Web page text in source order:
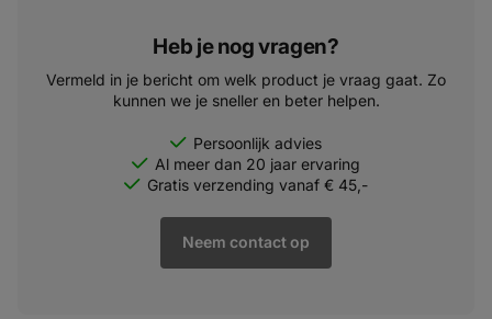
Heb je nog vragen?
Vermeld in je bericht om welk product je vraag gaat. Zo
kunnen we je sneller en beter helpen.
Persoonlijk advies
Al meer dan 20 jaar ervaring
Gratis verzending vanaf € 45,-
Neem contact op